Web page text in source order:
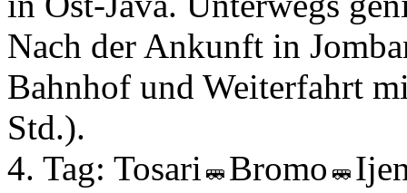
Nach der Ankunft in
Bahnhof und Weiterfahrt
Std.).
4. Tag: Tosari Bromo